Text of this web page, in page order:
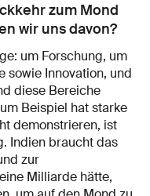
zum Mond
wir uns davon?
um Forschung, um
sowie Innovation, und
diese Bereiche
Beispiel hat starke
demonstrieren, ist
Indien braucht das
zur
Milliarde hätte,